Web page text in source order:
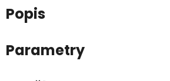
Popis
Parametry